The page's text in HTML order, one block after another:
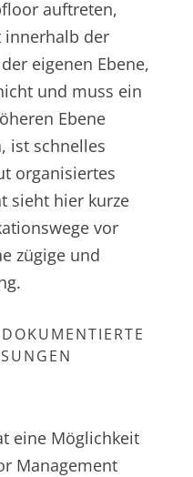
auftreten,
innerhalb der
eigenen Ebene,
und muss ein
Ebene
ist schnelles
organisiertes
sieht hier kurze
vor
zügige und
eine Möglichkeit
Management